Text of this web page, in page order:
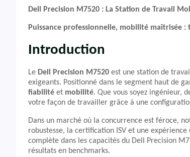
Dell Precision M7520 : La Station de Travail
Puissance professionnelle, mobilité maîtrisée
Introduction
Le Dell Precision M7520 est une station de
exigeants. Positionné dans le segment haut de
fiabilité et mobilité. Que vous soyez ingénieur,
votre façon de travailler grâce à une
Dans un marché où la concurrence est féroce,
robustesse, la certification ISV et une
complète dans les capacités du Dell Precision
résultats en benchmarks.